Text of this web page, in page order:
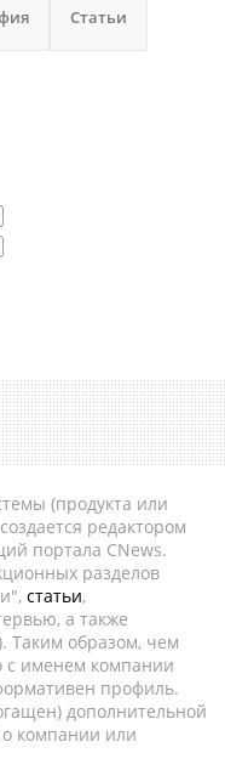
Статьи
(продукта или
редактором
портала CNews.
разделов
статьи,
а также
Таким образом, чем
с именем компании
профиль.
дополнительной
компании или